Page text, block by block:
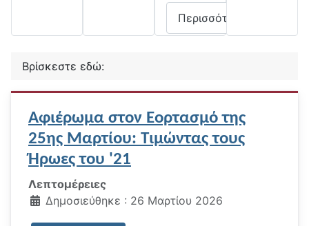
Περισσότερα
Βρίσκεστε εδώ:
Αφιέρωμα στον Εορτασμό της
25ης Μαρτίου: Τιμώντας τους
Ήρωες του '21
Λεπτομέρειες
Δημοσιεύθηκε : 26 Μαρτίου 2026